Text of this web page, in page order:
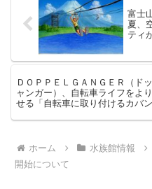
富士
夏、
ティ
ＤＯＰＰＥＬＧＡＮＧＥＲ（ド
ャンガー）、自転車ライフをよ
せる「自転車に取り付けるカバン
ホーム 水族館情報
開始について